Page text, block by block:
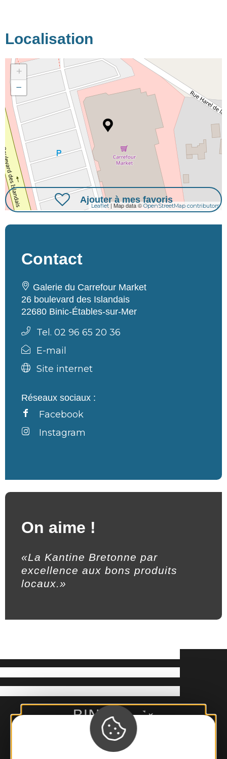
Localisation
+
−
Leaflet| Map data © OpenStreetMap contributors
Ajouter à mes favoris
Contact
Galerie du Carrefour Market
26 boulevard des Islandais
22680 Binic-Étables-sur-Mer
Tel. 02 96 65 20 36
E-mail
Site internet
Réseaux sociaux :
Facebook
Instagram
On aime !
«La Kantine Bretonne par
excellence aux bons produits
locaux.»